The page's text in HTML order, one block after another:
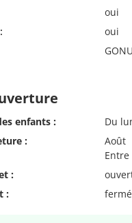
oui
oui
enfants :
Du
:
Août
:
: